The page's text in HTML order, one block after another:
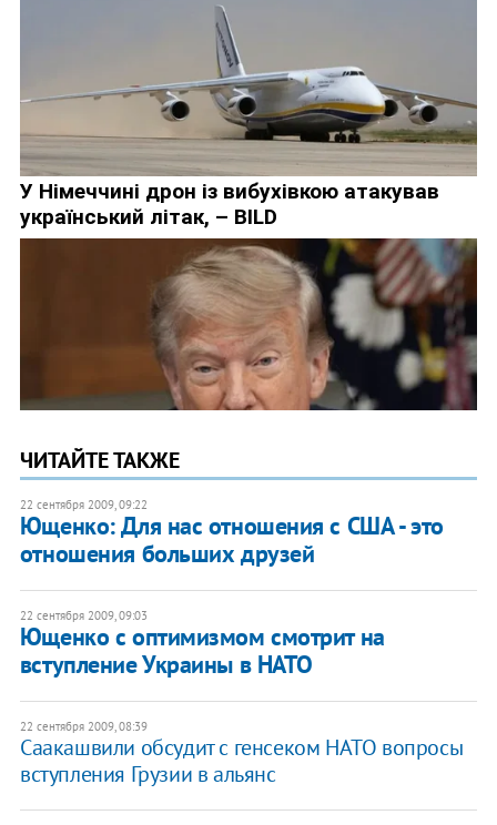
ЧИТАЙТЕ ТАКЖЕ
22 сентября 2009, 09:22
Ющенко: Для нас отношения с США - это
отношения больших друзей
22 сентября 2009, 09:03
Ющенко с оптимизмом смотрит на
вступление Украины в НАТО
22 сентября 2009, 08:39
Саакашвили обсудит с генсеком НАТО вопросы
вступления Грузии в альянс